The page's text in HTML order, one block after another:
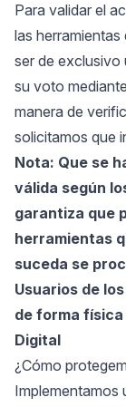
Para validar el
las
ser de exclusivo
su voto
manera de
solicitamos que
Nota: Que se
válida según
garantiza que
herramientas
suceda se
Usuarios de
de forma
Digital
¿Cómo
Implementamos